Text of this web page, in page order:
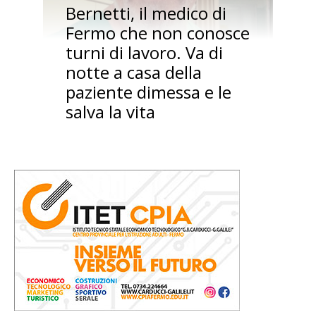
Bernetti, il medico di
Fermo che non conosce
turni di lavoro. Va di
notte a casa della
paziente dimessa e le
salva la vita